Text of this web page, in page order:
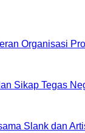
Organisasi
Sikap Tegas
Slank dan